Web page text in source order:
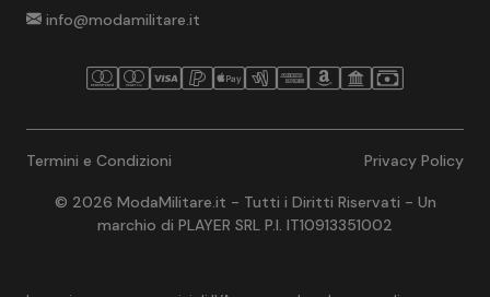
info@modamilitare.it
Termini e Condizioni Privacy Policy
© 2026 ModaMilitare.it - Tutti i Diritti Riservati - Un
marchio di PLAYER SRL P.I. IT10913351002